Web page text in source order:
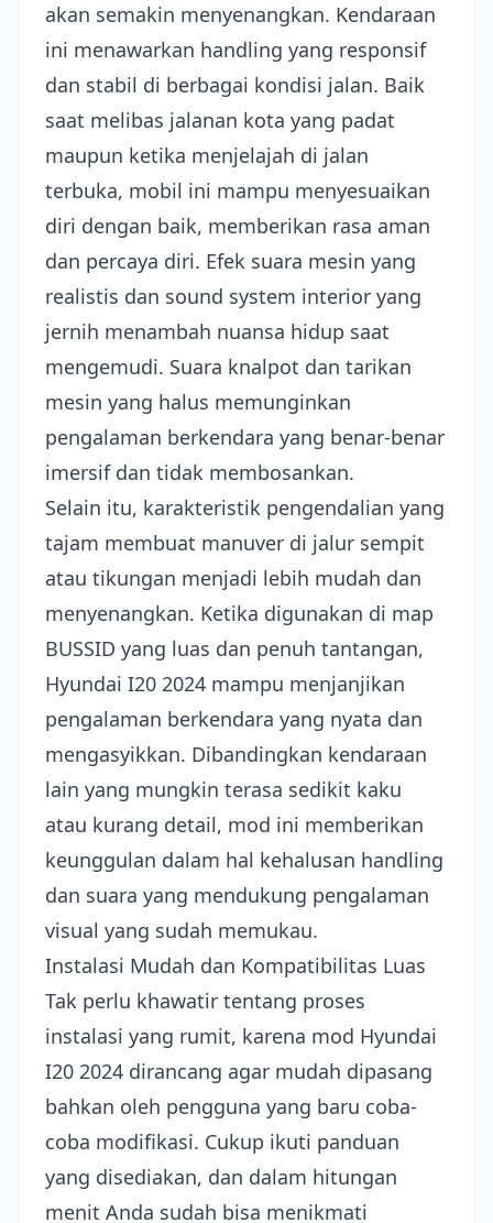
akan semakin menyenangkan. Kendaraan
ini menawarkan handling yang responsif
dan stabil di berbagai kondisi jalan. Baik
saat melibas jalanan kota yang padat
maupun ketika menjelajah di jalan
terbuka, mobil ini mampu menyesuaikan
diri dengan baik, memberikan rasa aman
dan percaya diri. Efek suara mesin yang
realistis dan sound system interior yang
jernih menambah nuansa hidup saat
mengemudi. Suara knalpot dan tarikan
mesin yang halus memunginkan
pengalaman berkendara yang benar-benar
imersif dan tidak membosankan.
Selain itu, karakteristik pengendalian yang
tajam membuat manuver di jalur sempit
atau tikungan menjadi lebih mudah dan
menyenangkan. Ketika digunakan di map
BUSSID yang luas dan penuh tantangan,
Hyundai I20 2024 mampu menjanjikan
pengalaman berkendara yang nyata dan
mengasyikkan. Dibandingkan kendaraan
lain yang mungkin terasa sedikit kaku
atau kurang detail, mod ini memberikan
keunggulan dalam hal kehalusan handling
dan suara yang mendukung pengalaman
visual yang sudah memukau.
Instalasi Mudah dan Kompatibilitas Luas
Tak perlu khawatir tentang proses
instalasi yang rumit, karena mod Hyundai
I20 2024 dirancang agar mudah dipasang
bahkan oleh pengguna yang baru coba-
coba modifikasi. Cukup ikuti panduan
yang disediakan, dan dalam hitungan
menit Anda sudah bisa menikmati